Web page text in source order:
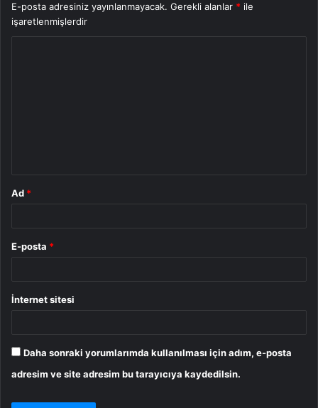
E-posta adresiniz yayınlanmayacak. Gerekli alanlar * ile
işaretlenmişlerdir
Ad *
E-posta *
İnternet sitesi
Daha sonraki yorumlarımda kullanılması için adım, e-posta
adresim ve site adresim bu tarayıcıya kaydedilsin.